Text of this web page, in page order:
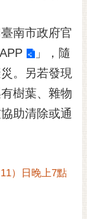
南市政府官
」，隨
。另若發現
樹葉、雜物
助清除或通
）日晚上7點